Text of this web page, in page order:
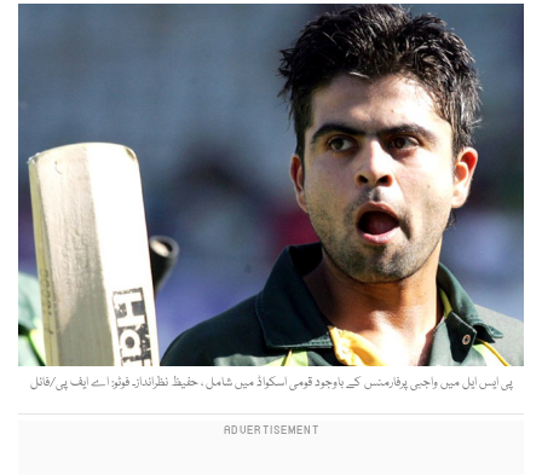
پی ایس ایل میں واجبی پرفارمنس کے باوجود قومی اسکواڈ میں شامل ، حفیظ نظرانداز۔ فوٹو: اے ایف پی/فائل